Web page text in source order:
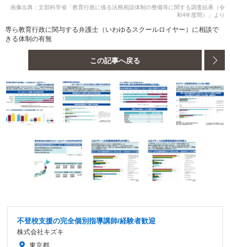
画像出典：文部科学省「教育行政に係る法務相談体制の整備等に関する調査結果（令
和4年度間）」より
専ら教育行政に関与する弁護士（いわゆるスクールロイヤー）に相談で
きる体制の有無
この記事へ戻る
不登校支援の完全個別指導講師/経験者歓迎
株式会社キズキ
東京都